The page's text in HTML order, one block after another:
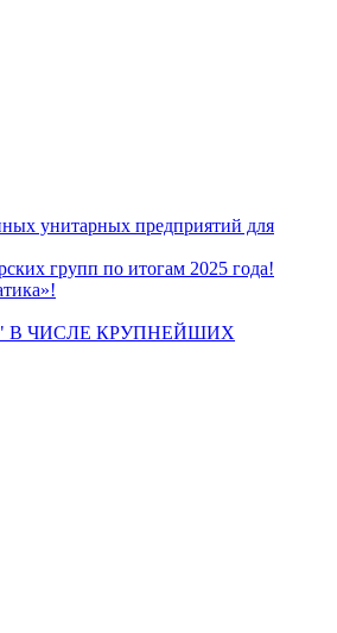
унитарных предприятий для
групп по итогам 2025 года!
В ЧИСЛЕ КРУПНЕЙШИХ